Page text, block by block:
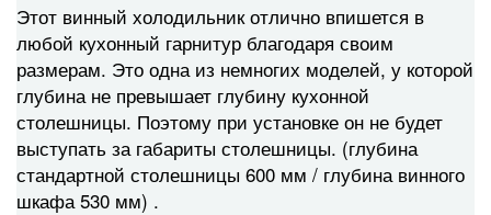
Этот винный холодильник отлично впишется в
любой кухонный гарнитур благодаря своим
размерам. Это одна из немногих моделей, у которой
глубина не превышает глубину кухонной
столешницы. Поэтому при установке он не будет
выступать за габариты столешницы. (глубина
стандартной столешницы 600 мм / глубина винного
шкафа 530 мм) .